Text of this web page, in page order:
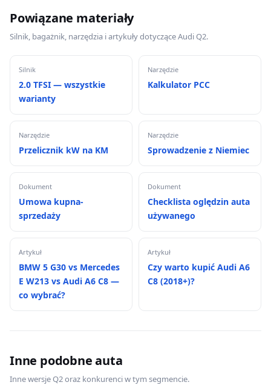
Powiązane materiały
Silnik, bagażnik, narzędzia i artykuły dotyczące Audi Q2.
Silnik
2.0 TFSI — wszystkie
warianty
Narzędzie
Kalkulator PCC
Narzędzie
Przelicznik kW na KM
Narzędzie
Sprowadzenie z Niemiec
Dokument
Umowa kupna-
sprzedaży
Dokument
Checklista oględzin auta
używanego
Artykuł
BMW 5 G30 vs Mercedes
E W213 vs Audi A6 C8 —
co wybrać?
Artykuł
Czy warto kupić Audi A6
C8 (2018+)?
Inne podobne auta
Inne wersje Q2 oraz konkurenci w tym segmencie.